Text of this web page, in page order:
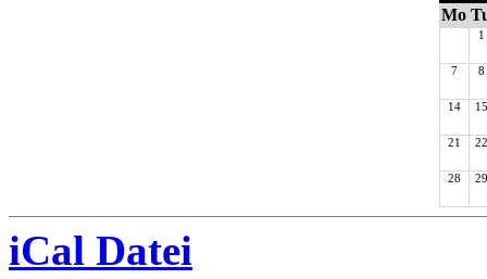
Mo
1
7 8
14 15
21 22
28 29
iCal Datei